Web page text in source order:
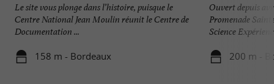
Le site vous plonge dans l’histoire, puisque le
Centre National Jean Moulin réunit le Centre de
Documentation ...
158 m - Bordeaux
Ouvert depuis
Promenade
Science
200 m -